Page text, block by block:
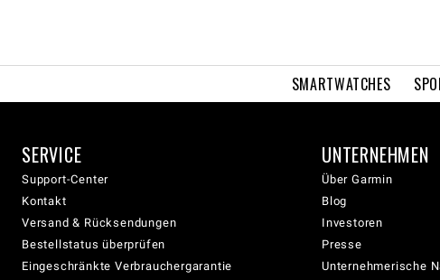
SMARTWATCHES
SERVICE
Support-Center
Kontakt
Versand & Rücksendungen
Bestellstatus überprüfen
Eingeschränkte Verbrauchergarantie
UNTERNEHMEN
Über Garmin
Blog
Investoren
Presse
Unternehmerische